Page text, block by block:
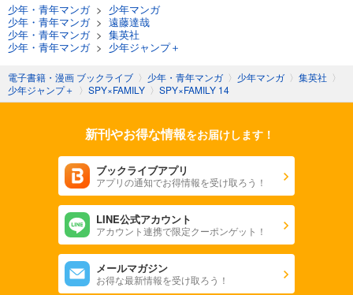
少年・青年マンガ> 少年マンガ
少年・青年マンガ> 遠藤達哉
少年・青年マンガ> 集英社
少年・青年マンガ> 少年ジャンプ＋
電子書籍・漫画 ブックライブ 〉 少年・青年マンガ 〉 少年マンガ 〉 集英社 〉
少年ジャンプ＋ 〉 SPY×FAMILY 〉 SPY×FAMILY 14
新刊やお得な情報をお届けします！
ブックライブアプリ
アプリの通知でお得情報を受け取ろう！
LINE公式アカウント
アカウント連携で限定クーポンゲット！
メールマガジン
お得な最新情報を受け取ろう！